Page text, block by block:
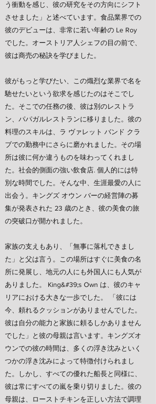
う衝動を感じ、彼の研究をその方向にシフト
させました」と述べています。食品業界での
彼のデビューは、非常に若い年齢の Le Roy
でした。オーストリア人シェフの目の前で、
彼は商売の秘訣を学びました。
彼がもっと学びたい、この熾烈な業界で名を
馳せたいという欲求を感じたのはそこでし
た。そこでの任務の後、彼は別のレストラ
ン、パパガルレストランに移りました。彼の
料理のスキルは、ラ ヴァレット バンド クラ
ブでの勤務中にさらに磨かれました。その場
所は彼に何か違うものを味わってくれまし
た。社会的側面の強い飲食店. 個人的には特
別な時間でした。そんな中、生涯最愛の人に
出会う。キングズ オウン バーの経営陣の募
集が発表された 23 歳のとき、彼の美食の旅
の突破口が開かれました。
家族の支えもあり、「無事に落札できまし
た」と父は言う。この場所はすぐに美食の名
所に発展し、地元の人にも外国人にも人気が
ありました。 King&#39;s Own は、彼のキャ
リアにおける大きな一歩でした。 「彼には
今、頼れるクッションがありませんでした。
彼は自分の能力と家族に頼るしかありません
でした」と彼の母親は言います。キングズオ
ウンでの彼の時間は、多くの浮き沈みといく
つかの浮き沈みによって特徴付けられまし
た。しかし、すべての優れた船長と同様に、
彼は常にすべての嵐を乗り切りました。彼の
母親は、ローストチキンを正しい方法で調理